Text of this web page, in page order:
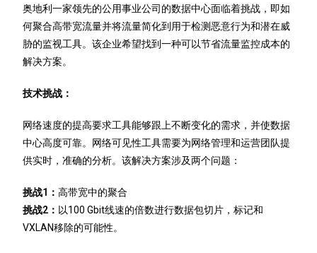
奥地利一家领先的公用事业公司的数据中心面临着挑战，即如
何聚合高带宽流量并将流量简化到用于检测恶意行为和潜在威
胁的监视工具。该企业希望找到一种可以节省流量监控成本的
解决方案。
技术挑战：
网络速度的提高要求工具能够跟上不断变化的需求，并使数据
中心高度可靠。网络可见性工具需要为网络管理和运营团队提
供实时，准确的分析。该解决方案涉及两个问题：
挑战1：高带宽中的聚合
挑战2： 以100 Gbit线速的倍数进行数据包切片，标记和
VXLAN移除的可能性。